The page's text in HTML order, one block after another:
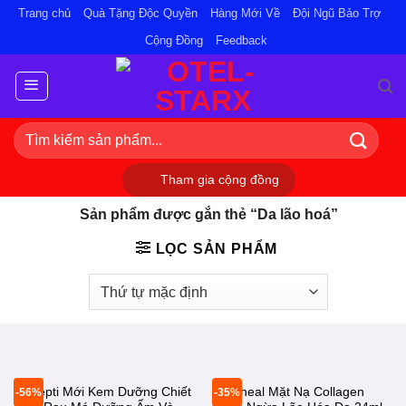
nội
dung
Trang chủ Quà Tặng Độc Quyền Hàng Mới Về
Đội Ngũ Bảo Trợ
Cộng Đồng
Feedback
Tìm
kiếm:
Tham gia cộng đồng
Sản phẩm được gắn thẻ “Da lão hoá”
LỌC SẢN PHẨM
-56%
Dr.Pepti Mới Kem Dưỡng Chiết
-35%
Mediheal Mặt Nạ Collagen